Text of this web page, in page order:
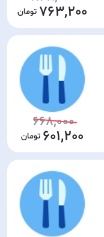
763,200
668,000
601,200